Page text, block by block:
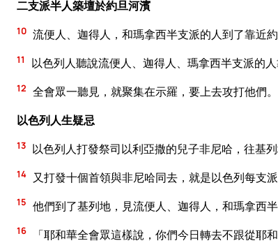
二支派半人築壇於約旦河濱
10 流便人、迦得人，和瑪拿西半支派的人到了靠近
11 以色列人聽說流便人、迦得人、瑪拿西半支派的
12 全會眾一聽見，就聚集在示羅，要上去攻打他們。
以色列人生疑忌
13 以色列人打發祭司以利亞撒的兒子非尼哈，往基
14 又打發十個首領與非尼哈同去，就是以色列每支
15 他們到了基列地，見流便人、迦得人，和瑪拿西
16
「耶和華全會眾這樣說，你們今日轉去不跟從